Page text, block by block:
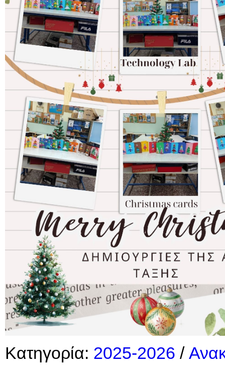
Κατηγορία: 2025-2026 /